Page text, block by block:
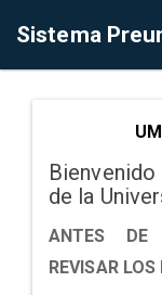
Sistema
de la
ANTES DE
REVISAR